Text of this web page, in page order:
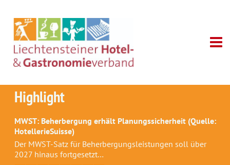
Highlight
MWST: Beherbergung erhält Planungssicherheit (Quelle:
HotellerieSuisse)
Der MWST-Satz für Beherbergungsleistungen soll über
2027 hinaus fortgesetzt…